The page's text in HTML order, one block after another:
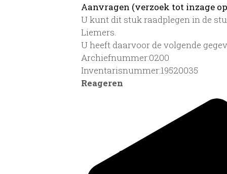
Aanvragen (verzoek tot inzage
U kunt dit stuk raadplegen in de
Liemers.
U heeft daarvoor de volgende
Archiefnummer:0200
Inventarisnummer:19520035
Reageren